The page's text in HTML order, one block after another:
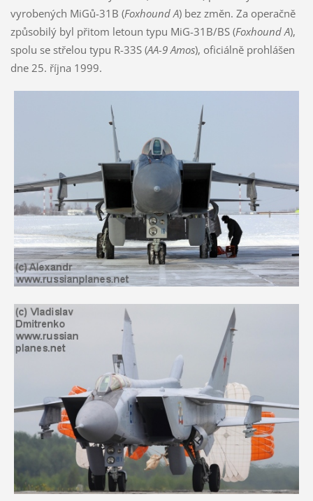
vyrobených MiGů-31B (Foxhound A) bez změn. Za operačně
způsobilý byl přitom letoun typu MiG-31B/BS (Foxhound A),
spolu se střelou typu R-33S (AA-9 Amos), oficiálně prohlášen
dne 25. října 1999.